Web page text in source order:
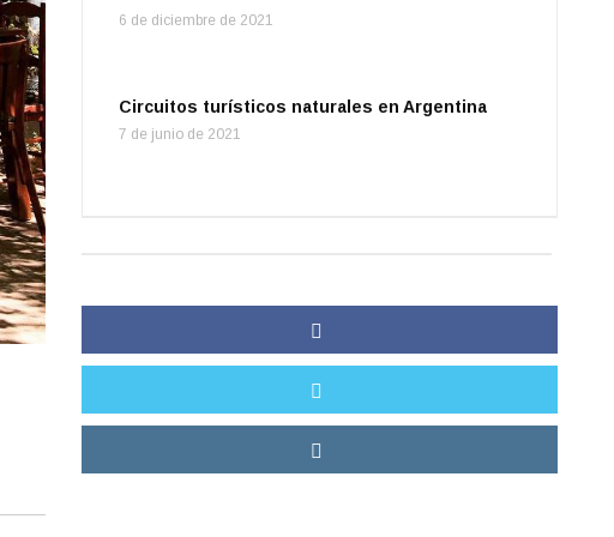
6 de diciembre de 2021
Circuitos turísticos naturales en Argentina
7 de junio de 2021